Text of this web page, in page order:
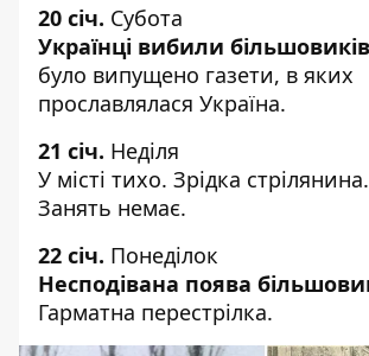
20 січ. Субота
Українці вибили більшовиків
було випущено газети, в яких
прославлялася Україна.
21 січ. Неділя
У місті тихо. Зрідка стрілянина.
Занять немає.
22 січ. Понеділок
Несподівана поява
Гарматна перестрілка.